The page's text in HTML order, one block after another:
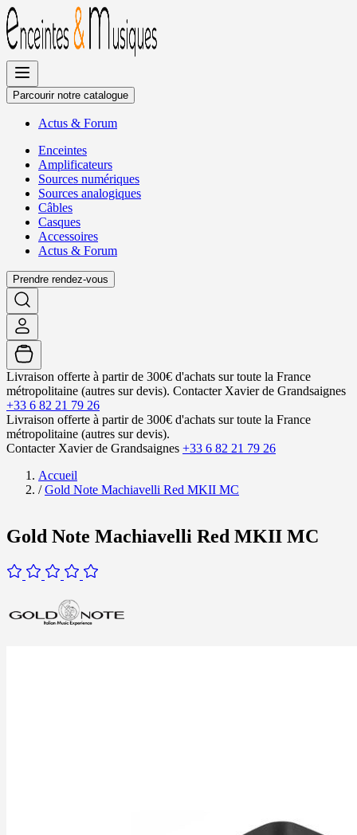
Allez
au
contenu
Parcourir notre catalogue
Actus & Forum
Enceintes
Amplificateurs
Sources numériques
Sources analogiques
Câbles
Casques
Accessoires
Actus & Forum
Prendre rendez-vous
Livraison offerte à partir de 300€ d'achats sur toute la France
métropolitaine (autres sur devis). Contacter Xavier de Grandsaignes
+33 6 82 21 79 26
Livraison offerte à partir de 300€ d'achats sur toute la France
métropolitaine (autres sur devis).
Contacter Xavier de Grandsaignes +33 6 82 21 79 26
Accueil
/ Gold Note Machiavelli Red MKII MC
Gold Note Machiavelli Red MKII MC